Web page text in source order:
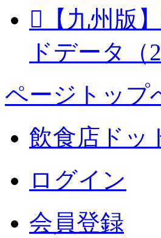
【九州版
ドデータ（
ページトップ
飲食店ドッ
ログイン
会員登録